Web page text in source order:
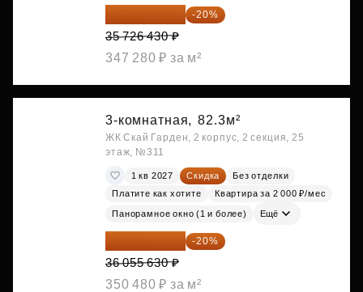
28 581 144 ₽ -20%
35 726 430 ₽
347 280 ₽ за м²
3-комнатная, 82.3м²
ЖК Скай Гарден, 2 корпус, 2 секция, 25
этаж, №311
1 кв 2027 Скидка
Без отделки
Платите как хотите
Квартира за 2 000 ₽/мес
Панорамное окно (1 и более) Ещё
28 844 504 ₽ -20%
36 055 630 ₽
350 480 ₽ за м²